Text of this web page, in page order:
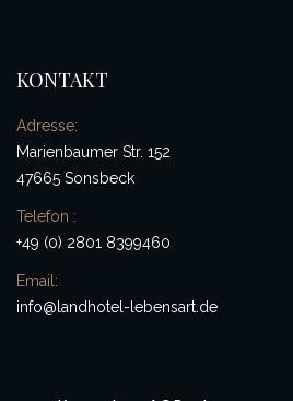
KONTAKT
Adresse:
Marienbaumer Str. 152
47665 Sonsbeck
Telefon :
+49 (0) 2801 8399460
Email:
info@landhotel-lebensart.de